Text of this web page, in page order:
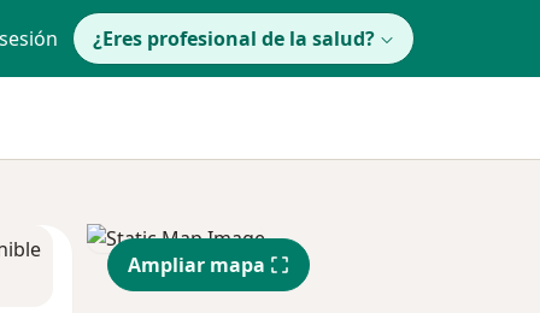
¿Eres profesional de la salud?
Ampliar mapa